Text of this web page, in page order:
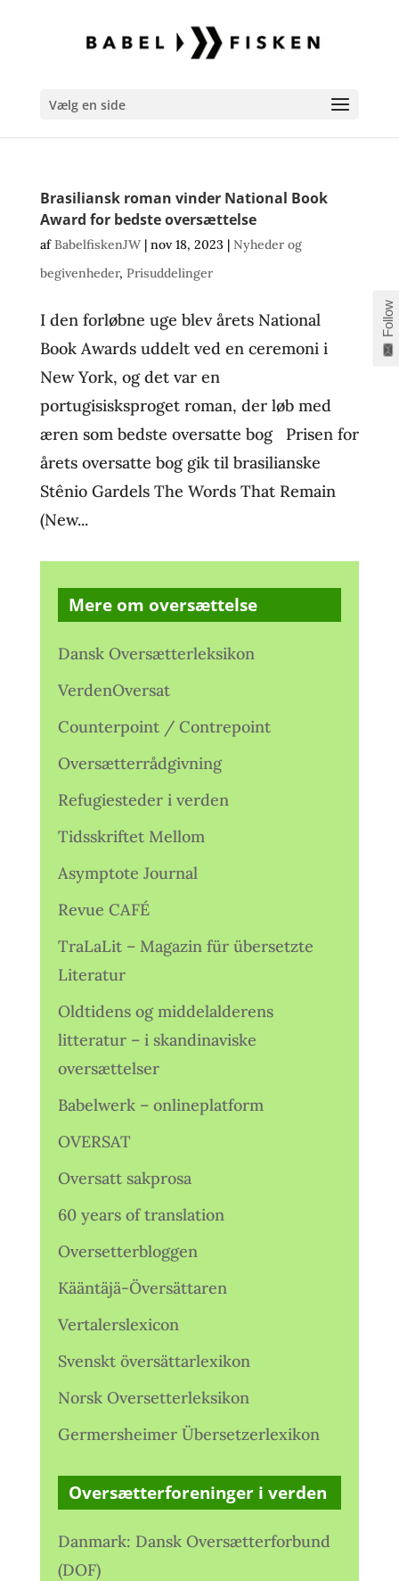
Vælg en side
Brasiliansk roman vinder National Book
Award for bedste oversættelse
afBabelfiskenJW| nov 18, 2023| Nyheder og
begivenheder, Prisuddelinger
I den forløbne uge blev årets National
Book Awards uddelt ved en ceremoni i
New York, og det var en
portugisisksproget roman, der løb med
æren som bedste oversatte bog Prisen for
årets oversatte bog gik til brasilianske
Stênio Gardels The Words That Remain
(New...
Mere om oversættelse
Dansk Oversætterleksikon
VerdenOversat
Counterpoint / Contrepoint
Oversætterrådgivning
Refugiesteder i verden
Tidsskriftet Mellom
Asymptote Journal
Revue CAFÉ
TraLaLit – Magazin für übersetzte
Literatur
Oldtidens og middelalderens
litteratur – i skandinaviske
oversættelser
Babelwerk – onlineplatform
OVERSAT
Oversatt sakprosa
60 years of translation
Oversetterbloggen
Kääntäjä-Översättaren
Vertalerslexicon
Svenskt översättarlexikon
Norsk Oversetterleksikon
Germersheimer Übersetzerlexikon
Oversætterforeninger i verden
Danmark: Dansk Oversætterforbund
(DOF)
Follow